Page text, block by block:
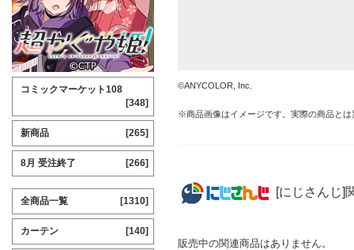
©ANYCOLOR, Inc.
※商品画像はイメージです。実際の商品と
[にじさんじ]
販売中の関連商品はありません。
コミックマーケット108
[348]
新商品 [265]
8月 受注終了 [266]
全商品一覧 [1310]
カーテン [140]